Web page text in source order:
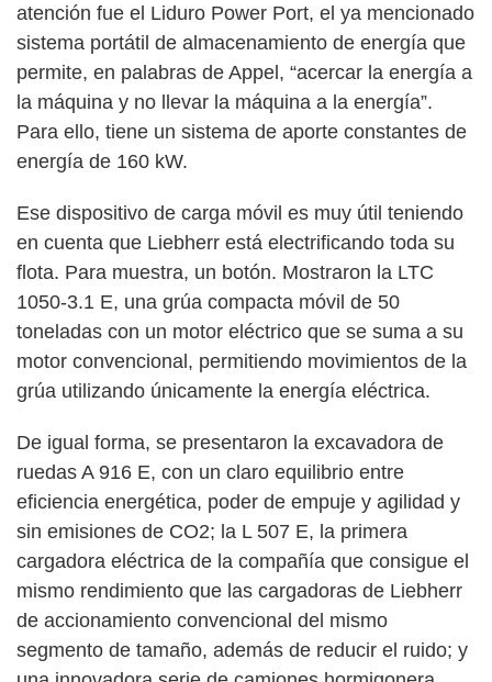
atención fue el Liduro Power Port, el ya mencionado
sistema portátil de almacenamiento de energía que
permite, en palabras de Appel, “acercar la energía a
la máquina y no llevar la máquina a la energía”.
Para ello, tiene un sistema de aporte constantes de
energía de 160 kW.
Ese dispositivo de carga móvil es muy útil teniendo
en cuenta que Liebherr está electrificando toda su
flota. Para muestra, un botón. Mostraron la LTC
1050-3.1 E, una grúa compacta móvil de 50
toneladas con un motor eléctrico que se suma a su
motor convencional, permitiendo movimientos de la
grúa utilizando únicamente la energía eléctrica.
De igual forma, se presentaron la excavadora de
ruedas A 916 E, con un claro equilibrio entre
eficiencia energética, poder de empuje y agilidad y
sin emisiones de CO2; la L 507 E, la primera
cargadora eléctrica de la compañía que consigue el
mismo rendimiento que las cargadoras de Liebherr
de accionamiento convencional del mismo
segmento de tamaño, además de reducir el ruido; y